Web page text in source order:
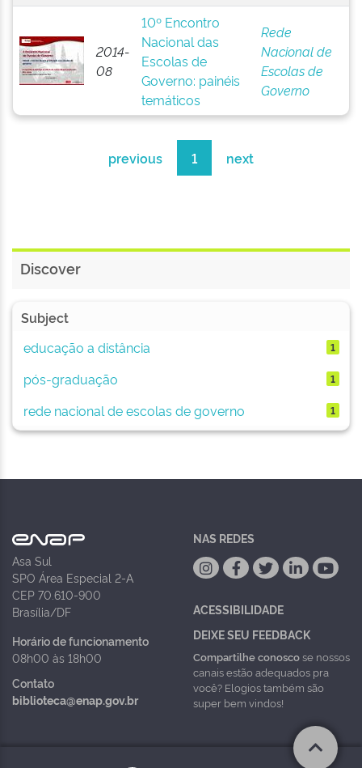
2014-
08
10º Encontro
Nacional das
Escolas de
Governo: painéis
temáticos
Rede
Nacional de
Escolas de
Governo
previous 1 next
Discover
Subject
educação a distância
1
pós-graduação 1
rede nacional de escolas de governo 1
Asa Sul
SPO Área Especial 2-A
CEP 70.610-900
Brasília/DF
Horário de funcionamento
08h00 às 18h00
Contato
biblioteca@enap.gov.br
NAS REDES
ACESSIBILIDADE
DEIXE SEU FEEDBACK
Compartilhe conoscose nossos
canais estão adequados pra
você? Elogios também são
super bem vindos!